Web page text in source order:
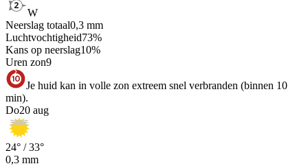
W
Neerslag totaal0,3 mm
Luchtvochtigheid73%
Kans op neerslag10%
Uren zon9
Je huid kan in volle zon extreem snel verbranden (binnen 10
min).
Do20 aug
24° /33°
0,3 mm